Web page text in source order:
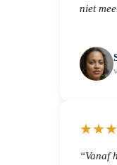
niet
“Vanaf